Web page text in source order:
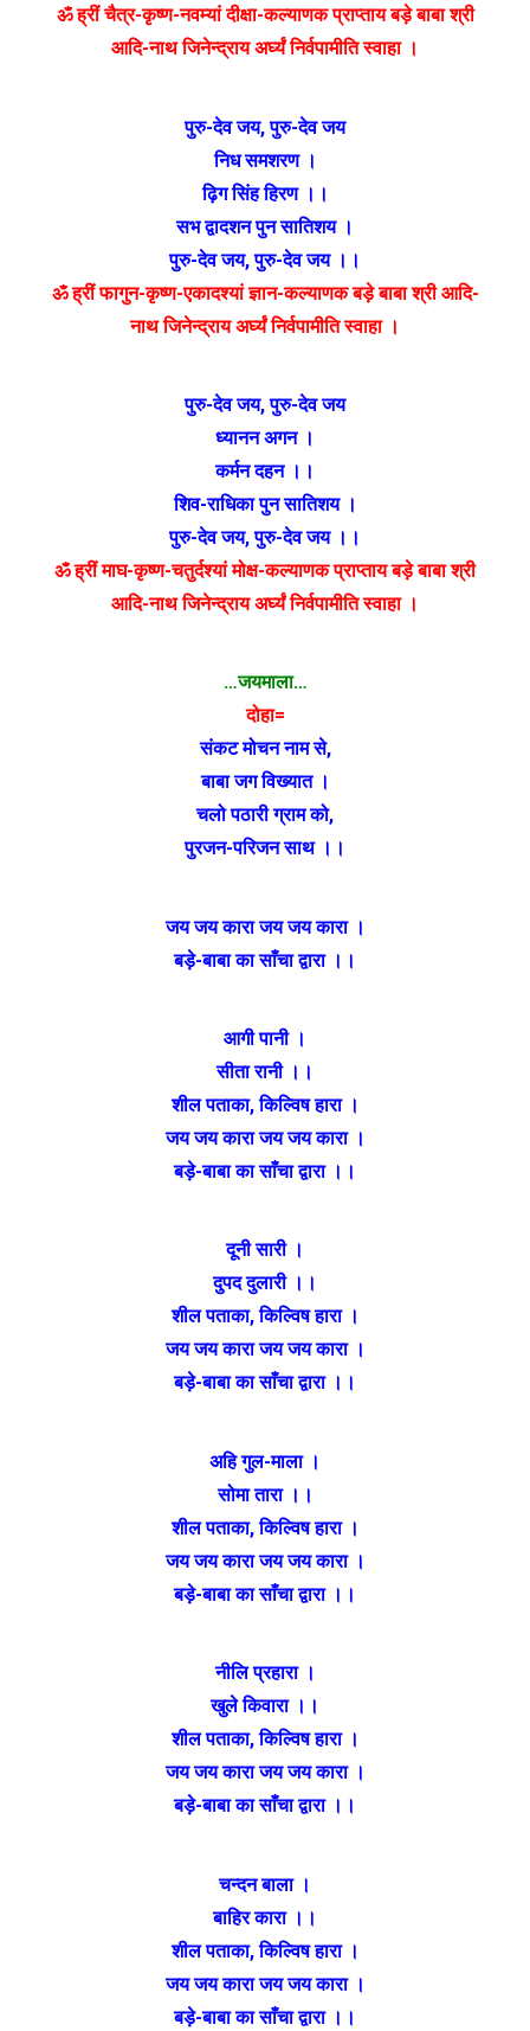
ॐ ह्रीं चैत्र-कृष्ण-नवम्यां दीक्षा-कल्याणक प्राप्ताय बड़े बाबा श्री
आदि-नाथ जिनेन्द्राय अर्घ्यं निर्वपामीति स्वाहा ।
पुरु-देव जय,पुरु-देव जय
निध समशरण ।
ढ़िग सिंह हिरण ।।
सभ द्वादशन पुन सातिशय ।
पुरु-देव जय,पुरु-देव जय ।।
ॐ ह्रीं फागुन-कृष्ण-एकादश्यां ज्ञान-कल्याणक बड़े बाबा श्री आदि-
नाथ जिनेन्द्राय अर्घ्यं निर्वपामीति स्वाहा ।
पुरु-देव जय,पुरु-देव जय
ध्यानन अगन ।
कर्मन दहन ।।
शिव-राधिका पुन सातिशय ।
पुरु-देव जय,पुरु-देव जय ।।
ॐ ह्रीं माघ-कृष्ण-चतुर्दश्यां मोक्ष-कल्याणक प्राप्ताय बड़े बाबा श्री
आदि-नाथ जिनेन्द्राय अर्घ्यं निर्वपामीति स्वाहा ।
…जयमाला…
दोहा=
संकट मोचन नाम से,
बाबा जग विख्यात ।
चलो पठारी ग्राम को,
पुरजन-परिजन साथ ।।
जय जय कारा जय जय कारा ।
बड़े-बाबा का साँचा द्वारा ।।
आगी पानी ।
सीता रानी ।।
शील पताका,किल्विष हारा ।
जय जय कारा जय जय कारा ।
बड़े-बाबा का साँचा द्वारा ।।
दूनी सारी ।
दुपद दुलारी ।।
शील पताका,किल्विष हारा ।
जय जय कारा जय जय कारा ।
बड़े-बाबा का साँचा द्वारा ।।
अहि गुल-माला ।
सोमा तारा ।।
शील पताका,किल्विष हारा ।
जय जय कारा जय जय कारा ।
बड़े-बाबा का साँचा द्वारा ।।
नीलि प्रहारा ।
खुले किवारा ।।
शील पताका,किल्विष हारा ।
जय जय कारा जय जय कारा ।
बड़े-बाबा का साँचा द्वारा ।।
चन्दन बाला ।
बाहिर कारा ।।
शील पताका,किल्विष हारा ।
जय जय कारा जय जय कारा ।
बड़े-बाबा का साँचा द्वारा ।।